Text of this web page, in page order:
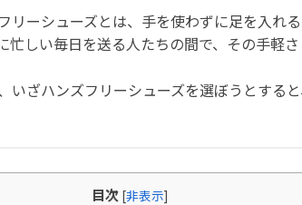
リーシューズとは、手を使わずに足を入れ
忙しい毎日を送る人たちの間で、その手軽
いざハンズフリーシューズを選ぼうとする
目次 [非表示]